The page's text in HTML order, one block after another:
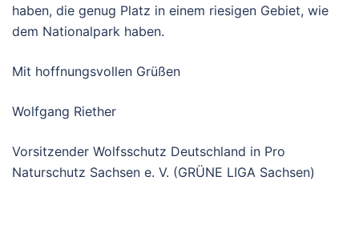
haben, die genug Platz in einem riesigen Gebiet, wie
dem Nationalpark haben.
Mit hoffnungsvollen Grüßen
Wolfgang Riether
Vorsitzender Wolfsschutz Deutschland in Pro
Naturschutz Sachsen e. V. (GRÜNE LIGA Sachsen)